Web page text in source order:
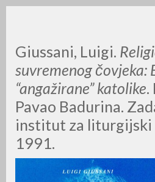
Giussani, Luigi.
suvremenog čovjeka:
“angažirane”katolike.
Pavao Badurina.
institut za liturgijski
1991.